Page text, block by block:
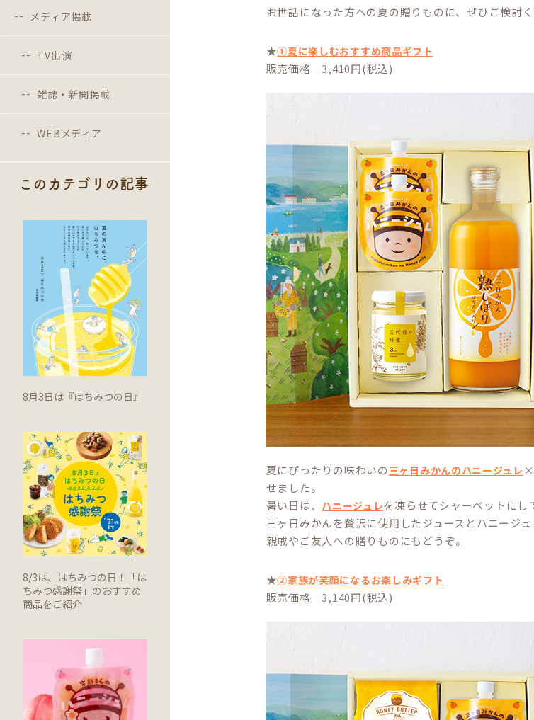
メディア掲載
TV出演
雑誌・新聞掲載
WEBメディア
このカテゴリの記事
8月3日は『はちみつの日』
8/3は、はちみつの日！「は
ちみつ感謝祭」のおすすめ
商品をご紹介
お世話になった方への夏の贈りものに、ぜひご検討く
★①夏に楽しむおすすめ商品ギフト
販売価格 3,410円(税込)
夏にぴったりの味わいの 三ヶ日みかんのハニージュレ
せました。
暑い日は、 ハニージュレを凍らせてシャーベットにし
三ヶ日みかんを贅沢に使用したジュースとハニージ
親戚やご友人への贈りものにもどうぞ。
★②家族が笑顔になるお楽しみギフト
販売価格 3,140円(税込)